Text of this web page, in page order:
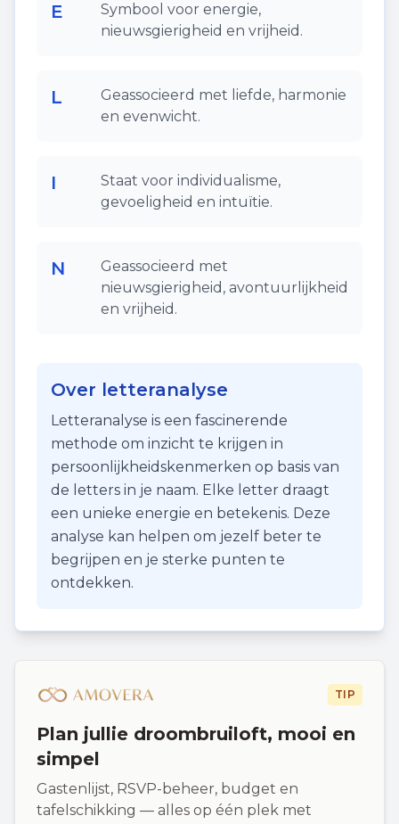
E
Symbool voor energie,
nieuwsgierigheid en vrijheid.
L
Geassocieerd met liefde, harmonie
en evenwicht.
I
Staat voor individualisme,
gevoeligheid en intuïtie.
N
Geassocieerd met
nieuwsgierigheid, avontuurlijkheid
en vrijheid.
Over letteranalyse
Letteranalyse is een fascinerende
methode om inzicht te krijgen in
persoonlijkheidskenmerken op basis van
de letters in je naam. Elke letter draagt
een unieke energie en betekenis. Deze
analyse kan helpen om jezelf beter te
begrijpen en je sterke punten te
ontdekken.
TIP
Plan jullie droombruiloft, mooi en
simpel
Gastenlijst, RSVP-beheer, budget en
tafelschikking — alles op één plek met